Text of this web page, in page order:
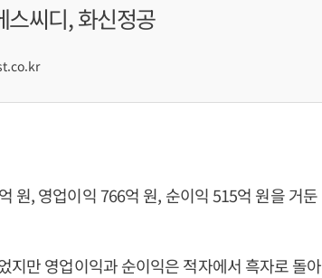
스씨디, 화신정공
원, 영업이익 766억 원, 순이익 515억 원을 거
지만 영업이익과 순이익은 적자에서 흑자로 돌